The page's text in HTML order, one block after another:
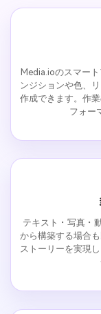
Media.ioのスマー
ンジションや色、
作成できます。作
フォー
テキスト・写真・
から構築する場合
ストーリーを実現